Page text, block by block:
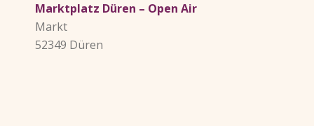
Marktplatz Düren – Open Air
Markt
52349 Düren